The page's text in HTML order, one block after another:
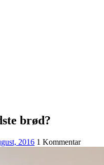
brød?
2016 1 Kommentar